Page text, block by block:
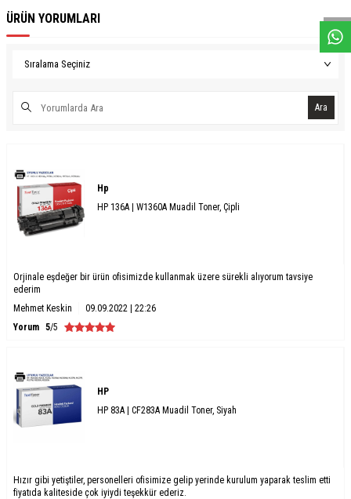
ÜRÜN YORUMLARI
Ara
Hp
HP 136A | W1360A Muadil Toner, Çipli
Orjinale eşdeğer bir ürün ofisimizde kullanmak üzere sürekli alıyorum tavsiye
ederim
Mehmet Keskin
09.09.2022 | 22:26
Yorum 5/5
HP
HP 83A | CF283A Muadil Toner, Siyah
Hızır gibi yetiştiler, personelleri ofisimize gelip yerinde kurulum yaparak teslim etti
fiyatıda kaliteside çok iyiydi teşekkür ederiz.